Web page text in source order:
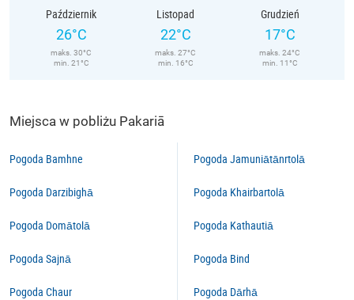
Październik
26°C
maks. 30°C
min. 21°C
Listopad
22°C
maks. 27°C
min. 16°C
Grudzień
17°C
maks. 24°C
min. 11°C
Miejsca w pobliżu Pakariā
Pogoda Bamhne
Pogoda Darzibighā
Pogoda Domātolā
Pogoda Sajnā
Pogoda Chaur
Pogoda Jamuniātānrtolā
Pogoda Khairbartolā
Pogoda Kathautiā
Pogoda Bind
Pogoda Dārhā